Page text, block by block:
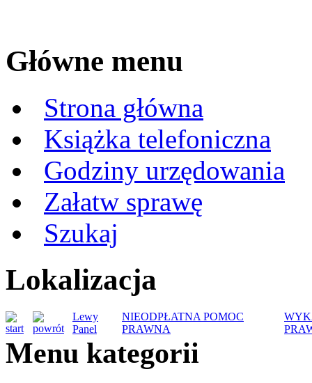
Główne menu
Strona główna
Książka telefoniczna
Godziny urzędowania
Załatw sprawę
Szukaj
Lokalizacja
Lewy
Panel
NIEODPŁATNA POMOC
PRAWNA
Menu kategorii